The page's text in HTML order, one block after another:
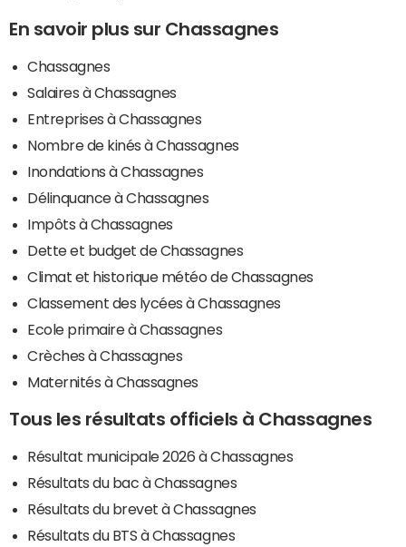
En savoir plus sur Chassagnes
Chassagnes
Salaires à Chassagnes
Entreprises à Chassagnes
Nombre de kinés à Chassagnes
Inondations à Chassagnes
Délinquance à Chassagnes
Impôts à Chassagnes
Dette et budget de Chassagnes
Climat et historique météo de Chassagnes
Classement des lycées à Chassagnes
Ecole primaire à Chassagnes
Crèches à Chassagnes
Maternités à Chassagnes
Tous les résultats officiels à Chassagnes
Résultat municipale 2026 à Chassagnes
Résultats du bac à Chassagnes
Résultats du brevet à Chassagnes
Résultats du BTS à Chassagnes